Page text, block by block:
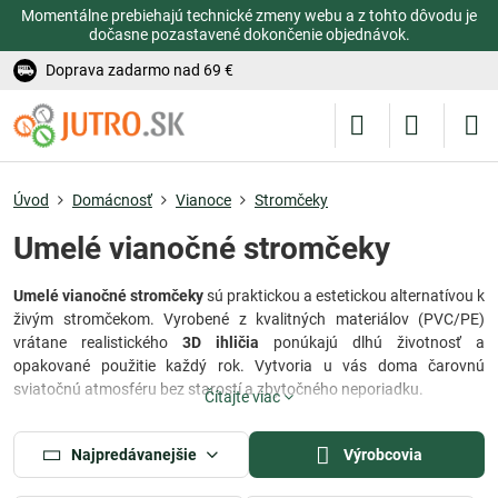
Momentálne prebiehajú technické zmeny webu a z tohto dôvodu je
dočasne pozastavené dokončenie objednávok.
Doprava zadarmo nad 69 €
Úvod Domácnosť Vianoce Stromčeky
Umelé vianočné stromčeky
Umelé vianočné stromčekysú praktickou a estetickou alternatívou k
živým stromčekom. Vyrobené z kvalitných materiálov (PVC/PE)
vrátane realistického 3D ihličia ponúkajú dlhú životnosť a
opakované použitie každý rok. Vytvoria u vás doma čarovnú
sviatočnú atmosféru bez starostí a zbytočného neporiadku.
Široká ponuka veľkostí a štýlov
V ponuke nájdete tradičnézelené stromčeky, elegantnézasnežené
modely, úzke „slim“ verzie do menších priestorov ajmoderné
Čítajte viac
Najpredávanejšie Výrobcovia